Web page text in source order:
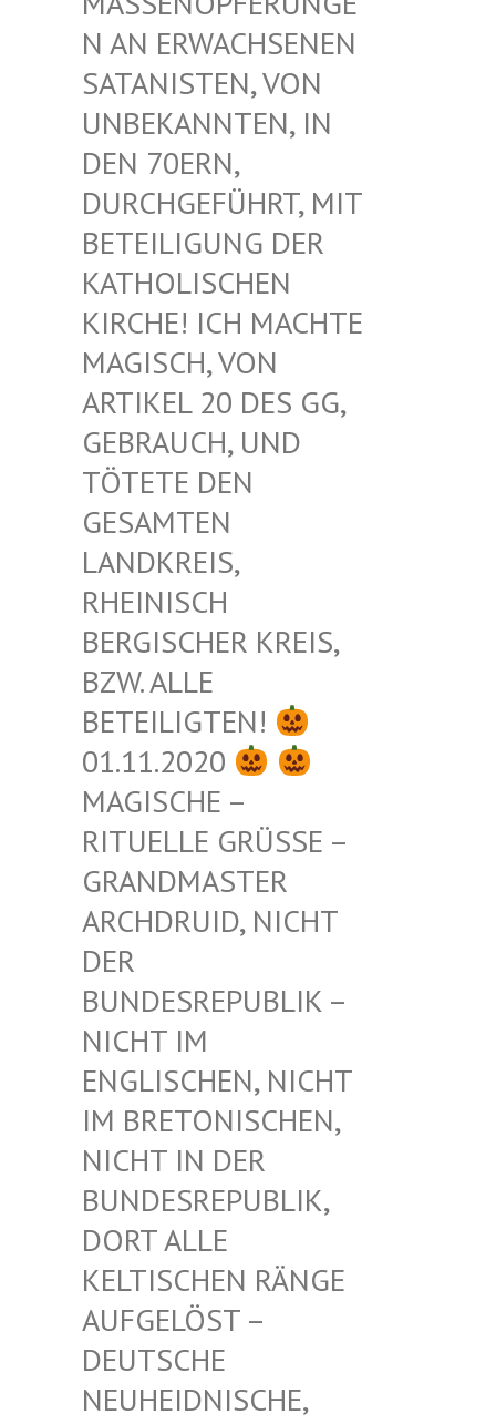
AN ERWACHSENEN S
ATANISTEN, VON U
NBEKANNTEN, IN D
EN 70ERN, D
URCHGEFÜHRT, MIT B
ETEILIGUNG DER K
ATHOLISCHEN K
IRCHE! ICH MACHTE M
AGISCH, VON A
RTIKEL 20 DES GG, G
EBRAUCH, UND T
ÖTETE DEN G
ESAMTEN L
ANDKREIS, R
HEINISCH B
ERGISCHER KREIS, B
ZW. ALLE B
ETEILIGTEN!
01.11.2020
MAGISCHE –
RITUELLE GRÜSSE – G
RANDMASTER A
RCHDRUID, NICHT D
ER B
UNDESREPUBLIK – N
ICHT IM E
NGLISCHEN, NICHT I
M BRETONISCHEN, N
ICHT IN DER B
UNDESREPUBLIK, D
ORT ALLE K
ELTISCHEN RÄNGE A
UFGELÖST – D
EUTSCHE N
EUHEIDNISCHE, A